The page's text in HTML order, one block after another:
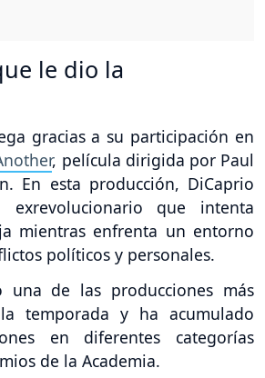
le dio la
gracias a su participación en
, película dirigida por Paul
En esta producción, DiCaprio
que intenta
mientras enfrenta un entorno
políticos y personales.
una de las producciones más
temporada y ha acumulado
en diferentes categorías
de la Academia.